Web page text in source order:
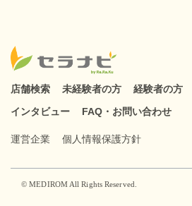
店舗検索 未経験者の方 経験者の方
インタビュー
FAQ・お問い合わせ
運営企業 個人情報保護方針
© MEDIROM All Rights Reserved.